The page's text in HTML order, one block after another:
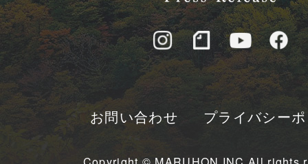
お問い合わせ プライバシー